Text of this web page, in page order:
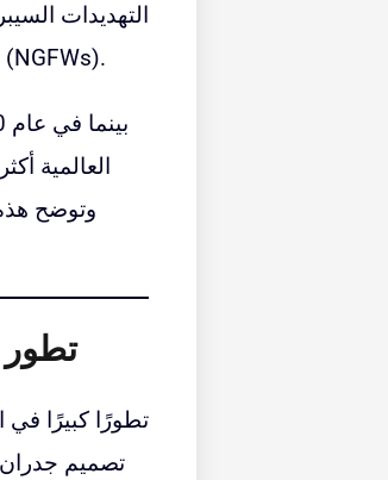
التهديدات
مما يؤكد الحاجة إلى آليات دفاع قوية مثل الجيل التالي من جدران الحماية (NGFWs).
وتوضح
تطور
تصميم جدران